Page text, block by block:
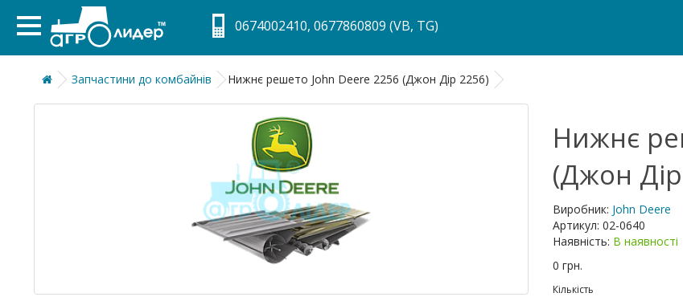
0674002410, 0677860809 (VB, TG)
Запчастини до комбайнів Нижнє решето John Deere 2256 (Джон Дір 2256)
Нижнє
(Джон
Виробник: John Deere
Артикул: 02-0640
Наявність: В наявності
0 грн.
Кількість